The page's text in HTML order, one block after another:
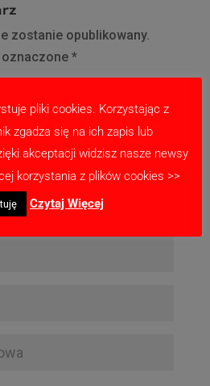
zostanie opublikowany.
oznaczone *
pliki cookies. Korzystając z
zgadza się na ich zapis lub
akceptacji widzisz nasze newsy
korzystania z plików cookies >>
Czytaj Więcej